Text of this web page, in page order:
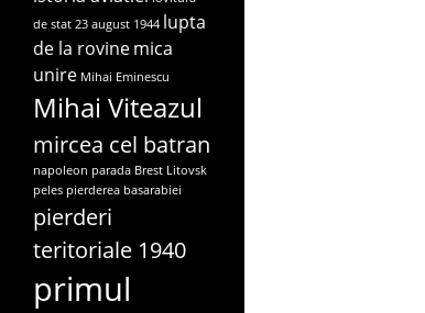
de stat 23 august 1944 lupta
de la rovinemica
unire Mihai Eminescu
Mihai Viteazul
mircea cel batran
napoleon parada Brest Litovsk
peles pierderea basarabiei
pierderi
teritoriale 1940
primul